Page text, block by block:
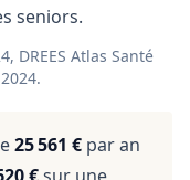
seniors.
DREES Atlas Santé
25 561 € par an